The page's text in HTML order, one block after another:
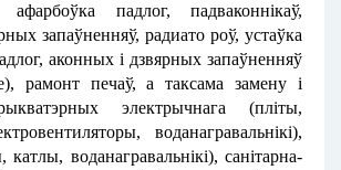
падлог, падваконнікаў,
запаўненняў, радиато роў, устаўка
аконных і дзвярных запаўненняў
рамонт печаў, а таксама замену і
электрычнага (пліты,
воданагравальнікі),
катлы, воданагравальнікі), санітарна-